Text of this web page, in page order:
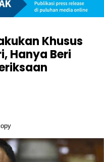
Khusus
Hanya Beri